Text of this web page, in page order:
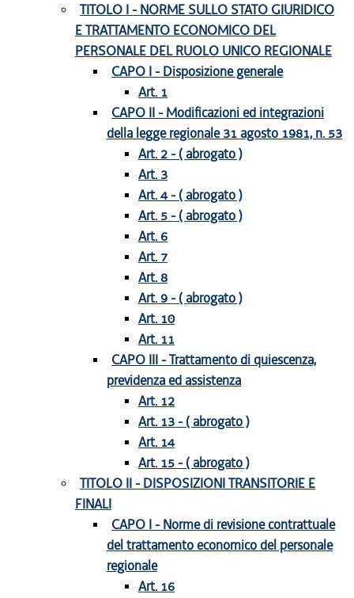
TITOLO I - NORME SULLO STATO GIURIDICO
E TRATTAMENTO ECONOMICO DEL
PERSONALE DEL RUOLO UNICO REGIONALE
CAPO I - Disposizione generale
Art. 1
CAPO II - Modificazioni ed integrazioni
della legge regionale 31 agosto 1981, n. 53
Art. 2 - ( abrogato )
Art. 3
Art. 4 - ( abrogato )
Art. 5 - ( abrogato )
Art. 6
Art. 7
Art. 8
Art. 9 - ( abrogato )
Art. 10
Art. 11
CAPO III - Trattamento di quiescenza,
previdenza ed assistenza
Art. 12
Art. 13 - ( abrogato )
Art. 14
Art. 15 - ( abrogato )
TITOLO II - DISPOSIZIONI TRANSITORIE E
FINALI
CAPO I - Norme di revisione contrattuale
del trattamento economico del personale
regionale
Art. 16